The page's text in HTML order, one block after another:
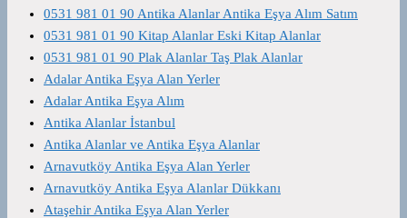
0531 981 01 90 Antika Alanlar Antika Eşya Alım Satım
0531 981 01 90 Kitap Alanlar Eski Kitap Alanlar
0531 981 01 90 Plak Alanlar Taş Plak Alanlar
Adalar Antika Eşya Alan Yerler
Adalar Antika Eşya Alım
Antika Alanlar İstanbul
Antika Alanlar ve Antika Eşya Alanlar
Arnavutköy Antika Eşya Alan Yerler
Arnavutköy Antika Eşya Alanlar Dükkanı
Ataşehir Antika Eşya Alan Yerler